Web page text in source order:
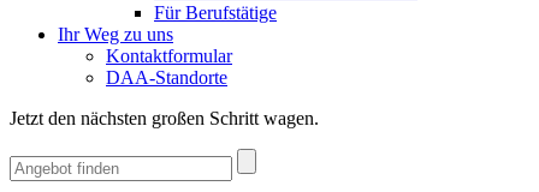
Für Berufstätige
Ihr Weg zu uns
Kontaktformular
DAA-Standorte
Jetzt den nächsten großen Schritt wagen.